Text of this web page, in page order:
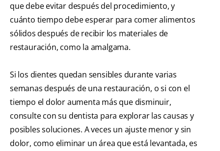
que debe evitar después del procedimiento, y
cuánto tiempo debe esperar para comer alimentos
sólidos después de recibir los materiales de
restauración, como la amalgama.
Si los dientes quedan sensibles durante varias
semanas después de una restauración, o si con el
tiempo el dolor aumenta más que disminuir,
consulte con su dentista para explorar las causas y
posibles soluciones. A veces un ajuste menor y sin
dolor, como eliminar un área que está levantada, es